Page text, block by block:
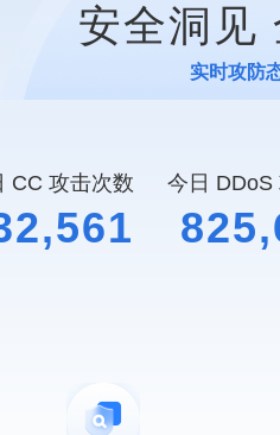
安全洞见
实时攻防
CC 攻击次数 今日 DDoS